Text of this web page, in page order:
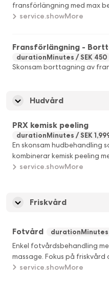
fransförlängning med max
Behandlingen anpassas
service.showMore
Fransförlängning -
durationMinutes SEK 450
Skonsam borttagning av
Hudvård
PRX kemisk peeling
durationMinutes SEK
En skonsam hudbehandling
kombinerar kemisk peeling
för lyster, fastare hud och
service.showMore
Friskvård
Fotvård durationMinutes
Enkel fotvårdsbehandling
massage. Fokus på friskvård
Friskvårdsbehandling ej
service.showMore